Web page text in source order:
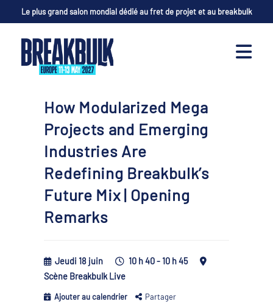
Le plus grand salon mondial dédié au fret de projet et au breakbulk
How Modularized Mega
Projects and Emerging
Industries Are
Redefining Breakbulk’s
Future Mix | Opening
Remarks
Jeudi 18 juin
10 h 40 - 10 h 45
Scène Breakbulk Live
Ajouter au calendrier Partager